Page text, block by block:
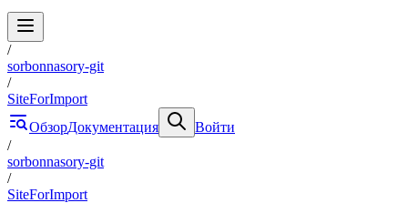
/
sorbonnasory-git
/
SiteForImport
ОбзорДокументация
Войти
/
sorbonnasory-git
/
SiteForImport